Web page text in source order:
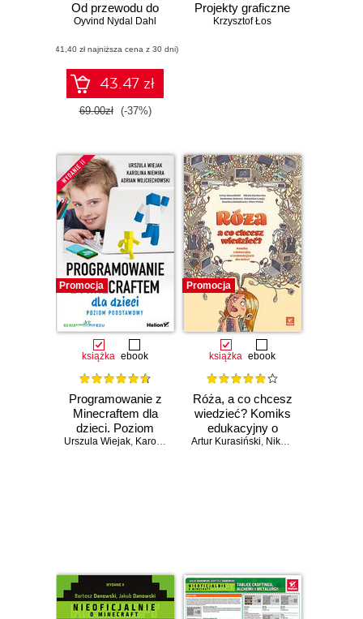
Od przewodu do
obwodu
Oyvind Nydal Dahl
(41,40 zł najniższa cena z 30 dni)
43.47 zł
69.00zł (-37%)
Projekty graficzne
z Python Turtle
Krzysztof Łos
Promocja
książka ebook
Programowanie z
Minecraftem dla
dzieci. Poziom
podstawowy.
Urszula Wiejak, Karolina Niemira , Adrian Wojciechowski
Promocja
książka ebook
Róża, a co chcesz
wiedzieć? Komiks
edukacyjny o
technologiach dla
Artur Kurasiński, Nikola Kucharska